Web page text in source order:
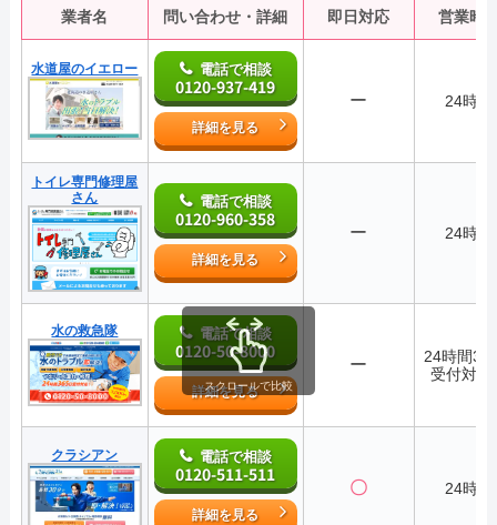
業者名 問い合わせ・詳細 即日対応 営業時
水道屋のイエロー 電話で相談
0120-937-419
詳細を見る
ー 24時間
トイレ専門修理屋
さん
電話で相談
0120-960-358
詳細を見る
ー 24時間
水の救急隊 電話で相談
0120-50-8000
詳細を見る
ー
24時間
受付対応
クラシアン 電話で相談
0120-511-511
詳細を見る
〇 24時間
スクロールで比較